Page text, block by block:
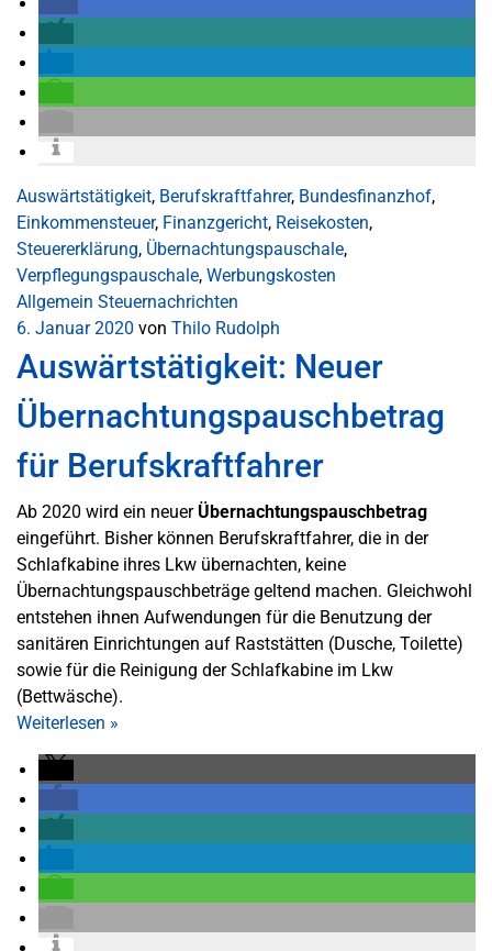
Auswärtstätigkeit, Berufskraftfahrer, Bundesfinanzhof,
Einkommensteuer, Finanzgericht, Reisekosten,
Steuererklärung, Übernachtungspauschale,
Verpflegungspauschale, Werbungskosten
Allgemein Steuernachrichten
6. Januar 2020 von Thilo Rudolph
Auswärtstätigkeit: Neuer
Übernachtungspauschbetrag
für Berufskraftfahrer
Ab 2020 wird ein neuer Übernachtungspauschbetrag
eingeführt. Bisher können Berufskraftfahrer, die in der
Schlafkabine ihres Lkw übernachten, keine
Übernachtungspauschbeträge geltend machen. Gleichwohl
entstehen ihnen Aufwendungen für die Benutzung der
sanitären Einrichtungen auf Raststätten (Dusche, Toilette)
sowie für die Reinigung der Schlafkabine im Lkw
(Bettwäsche).
Weiterlesen »